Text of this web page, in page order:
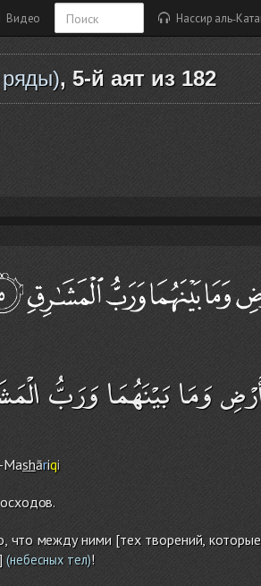
Видео Нассир аль-
, 5-й аят из 182
وَمَا بَيْنَهُمَا وَرَبُّ
shāriqi
что между ними [тех творений,
(небесных тел)!